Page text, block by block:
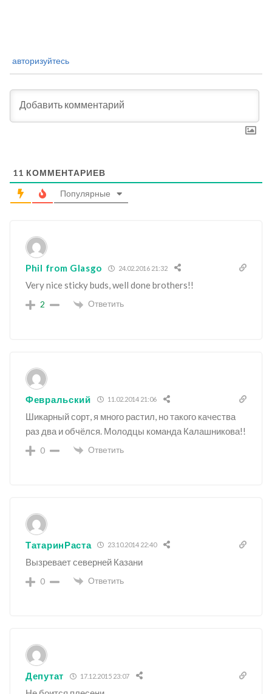
авторизуйтесь
11 КОММЕНТАРИЕВ
Популярные
Phil from Glasgo 24.02.2016 21:32
Very nice sticky buds, well done brothers!!
2 Ответить
Февральский 11.02.2014 21:06
Шикарный сорт, я много растил, но такого качества
раз два и обчёлся. Молодцы команда Калашникова!!
0 Ответить
ТатаринРаста 23.10.2014 22:40
Вызревает северней Казани
0 Ответить
Депутат 17.12.2015 23:07